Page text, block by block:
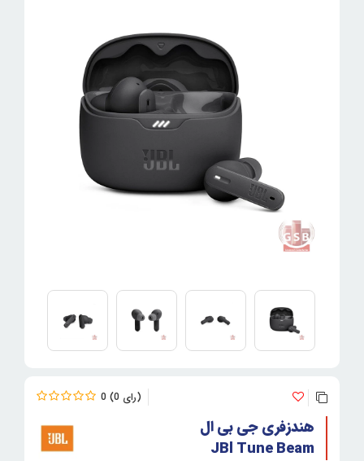
0 0
هندزفری جی بی ال
JBl Tune Beam